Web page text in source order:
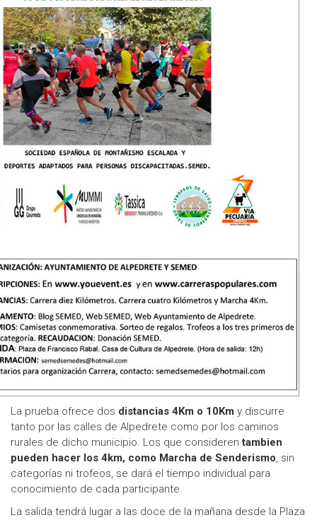
La prueba ofrece dos distancias 4Km o 10Km y discurre
tanto por las calles de Alpedrete como por los caminos
rurales de dicho municipio. Los que considerentambien
pueden hacer los 4km, como Marcha de Senderismo, sin
categorías ni trofeos, se dará el tiempo individual para
conocimiento de cada participante.
La salida tendrá lugar a las doce de la mañana desde la Plaza